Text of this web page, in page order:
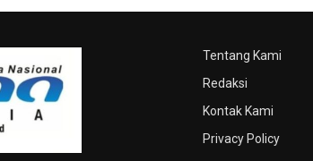
Tentang Kami
Redaksi
Kontak Kami
Privacy Policy